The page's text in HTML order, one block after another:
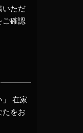
いただ
ご確認
」 在家
たをお